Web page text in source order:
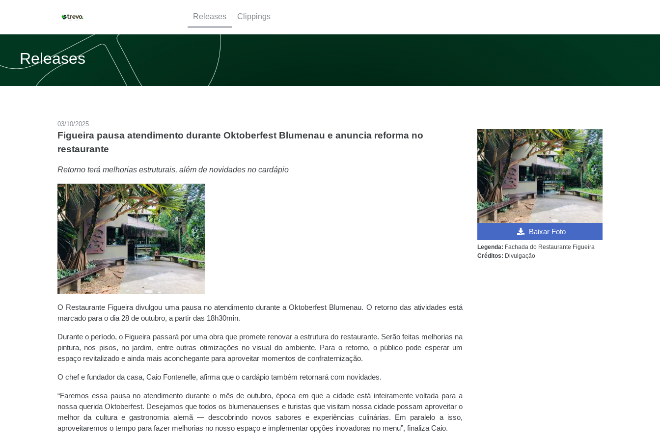
Releases Clippings
Releases
03/10/2025
Figueira pausa atendimento durante Oktoberfest Blumenau e anuncia reforma no
restaurante
Retorno terá melhorias estruturais, além de novidades no cardápio
O Restaurante Figueira divulgou uma pausa no atendimento durante a Oktoberfest Blumenau. O retorno das atividades está
marcado para o dia 28 de outubro, a partir das 18h30min.
Durante o período, o Figueira passará por uma obra que promete renovar a estrutura do restaurante. Serão feitas melhorias na
pintura, nos pisos, no jardim, entre outras otimizações no visual do ambiente. Para o retorno, o público pode esperar um
espaço revitalizado e ainda mais aconchegante para aproveitar momentos de confraternização.
O chef e fundador da casa, Caio Fontenelle, afirma que o cardápio também retornará com novidades.
“Faremos essa pausa no atendimento durante o mês de outubro, época em que a cidade está inteiramente voltada para a
nossa querida Oktoberfest. Desejamos que todos os blumenauenses e turistas que visitam nossa cidade possam aproveitar o
melhor da cultura e gastronomia alemã — descobrindo novos sabores e experiências culinárias. Em paralelo a isso,
aproveitaremos o tempo para fazer melhorias no nosso espaço e implementar opções inovadoras no menu”, finaliza Caio.
Baixar Foto
Legenda: Fachada do Restaurante Figueira
Créditos: Divulgação